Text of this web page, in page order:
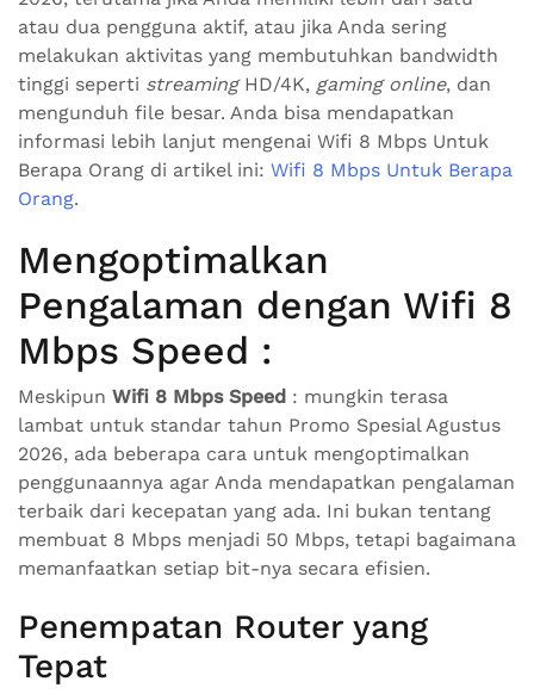
atau dua pengguna aktif, atau jika Anda sering
melakukan aktivitas yang membutuhkan bandwidth
tinggi seperti streamingHD/4K, gaming online, dan
mengunduh file besar. Anda bisa mendapatkan
informasi lebih lanjut mengenai Wifi 8 Mbps Untuk
Berapa Orang di artikel ini: Wifi 8 Mbps Untuk Berapa
Orang.
Mengoptimalkan
Pengalaman dengan Wifi 8
Mbps Speed :
Meskipun Wifi 8 Mbps Speed : mungkin terasa
lambat untuk standar tahun Promo Spesial Agustus
2026, ada beberapa cara untuk mengoptimalkan
penggunaannya agar Anda mendapatkan pengalaman
terbaik dari kecepatan yang ada. Ini bukan tentang
membuat 8 Mbps menjadi 50 Mbps, tetapi bagaimana
memanfaatkan setiap bit-nya secara efisien.
Penempatan Router yang
Tepat